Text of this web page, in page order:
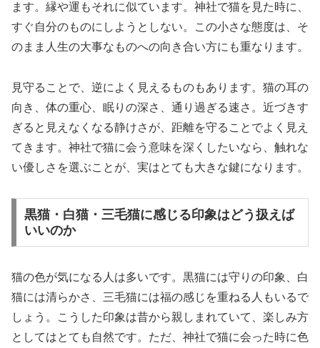
ます。縁や運もそれに似ています。神社で猫を見た時に、
すぐ自分のものにしようとしない。この小さな態度は、そ
のまま人生の大事なものへの向き合い方にも重なります。
見守ることで、逆によく見えるものもあります。猫の耳の
向き、体の重心、眠りの深さ、通り過ぎる速さ。近づきす
ぎると見えなくなる静けさが、距離を守ることでよく見え
てきます。神社で猫に会う意味を深くしたいなら、触れな
い優しさを選ぶことが、実はとても大きな鍵になります。
黒猫・白猫・三毛猫に感じる印象はどう扱えば
いいのか
猫の色が気になる人は多いです。黒猫には守りの印象、白
猫には清らかさ、三毛猫には福の感じを重ねる人もいるで
しょう。こうした印象は昔から親しまれていて、楽しみ方
としてはとても自然です。ただ、神社で猫に会った時に色